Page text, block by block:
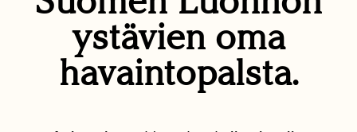
ystävien oma
havaintopalsta.